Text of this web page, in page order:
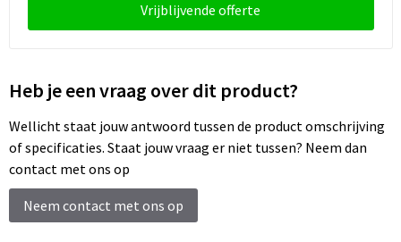
Vrijblijvende offerte
Heb je een vraag over dit product?
Wellicht staat jouw antwoord tussen de product omschrijving
of specificaties. Staat jouw vraag er niet tussen? Neem dan
contact met ons op
Neem contact met ons op